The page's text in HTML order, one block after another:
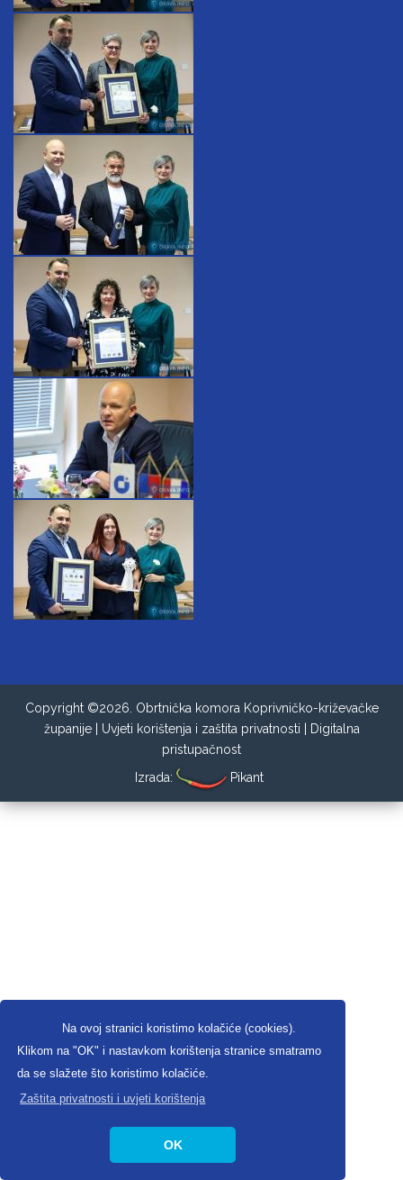
Na ovoj stranici koristimo kolačiće (cookies).
Klikom na "OK" i nastavkom korištenja stranice smatramo
da se slažete što koristimo kolačiće.
Zaštita privatnosti i uvjeti korištenja
OK
Copyright ©2026. Obrtnička komora Koprivničko-križevačke
županije | Uvjeti korištenja i zaštita privatnosti
Digitalna
pristupačnost
Izrada:
Pikant